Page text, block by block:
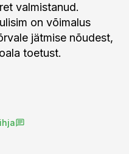
valmistanud.
on võimalus
jätmise nõudest,
toetust.